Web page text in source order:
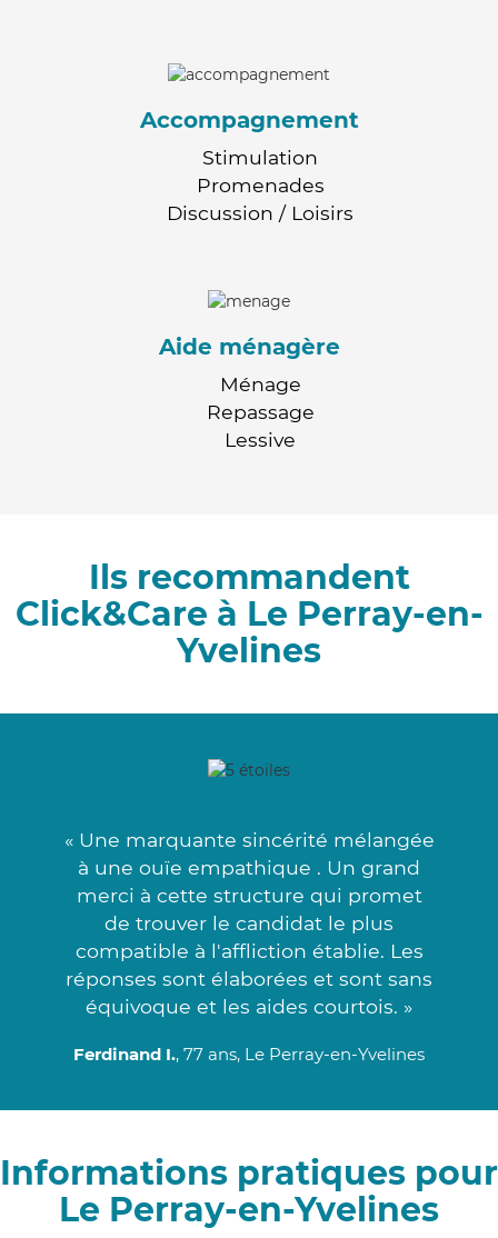
Accompagnement
Stimulation
Promenades
Discussion / Loisirs
Aide ménagère
Ménage
Repassage
Lessive
Ils recommandent
Click&Care à Le Perray-en-
Yvelines
« Une marquante sincérité mélangée
à une ouïe empathique . Un grand
merci à cette structure qui promet
de trouver le candidat le plus
compatible à l'affliction établie. Les
réponses sont élaborées et sont sans
équivoque et les aides courtois. »
Ferdinand I., 77 ans, Le Perray-en-Yvelines
Informations pratiques pour
Le Perray-en-Yvelines